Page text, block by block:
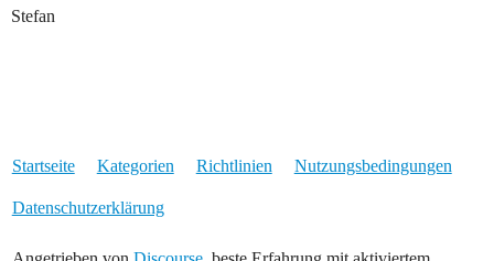
Stefan
Startseite Kategorien Richtlinien Nutzungsbedingungen
Datenschutzerklärung